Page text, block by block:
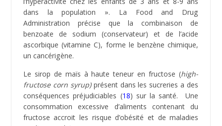
le Butylhydroxyanisol (BHA), sont souvent utilisés
comme conservateur pour empêcher les friandises et
les matières grasses des aliments de rancir. Selon
une étude ( 19 ), ils sont toxique pour la peau, le foie et
les reins, augmentent le risque de
cancer et accentuent les réactions allergiques. Enfin,
consommer de manière importante des
sucreries contribue à la formation de caries dentaires.